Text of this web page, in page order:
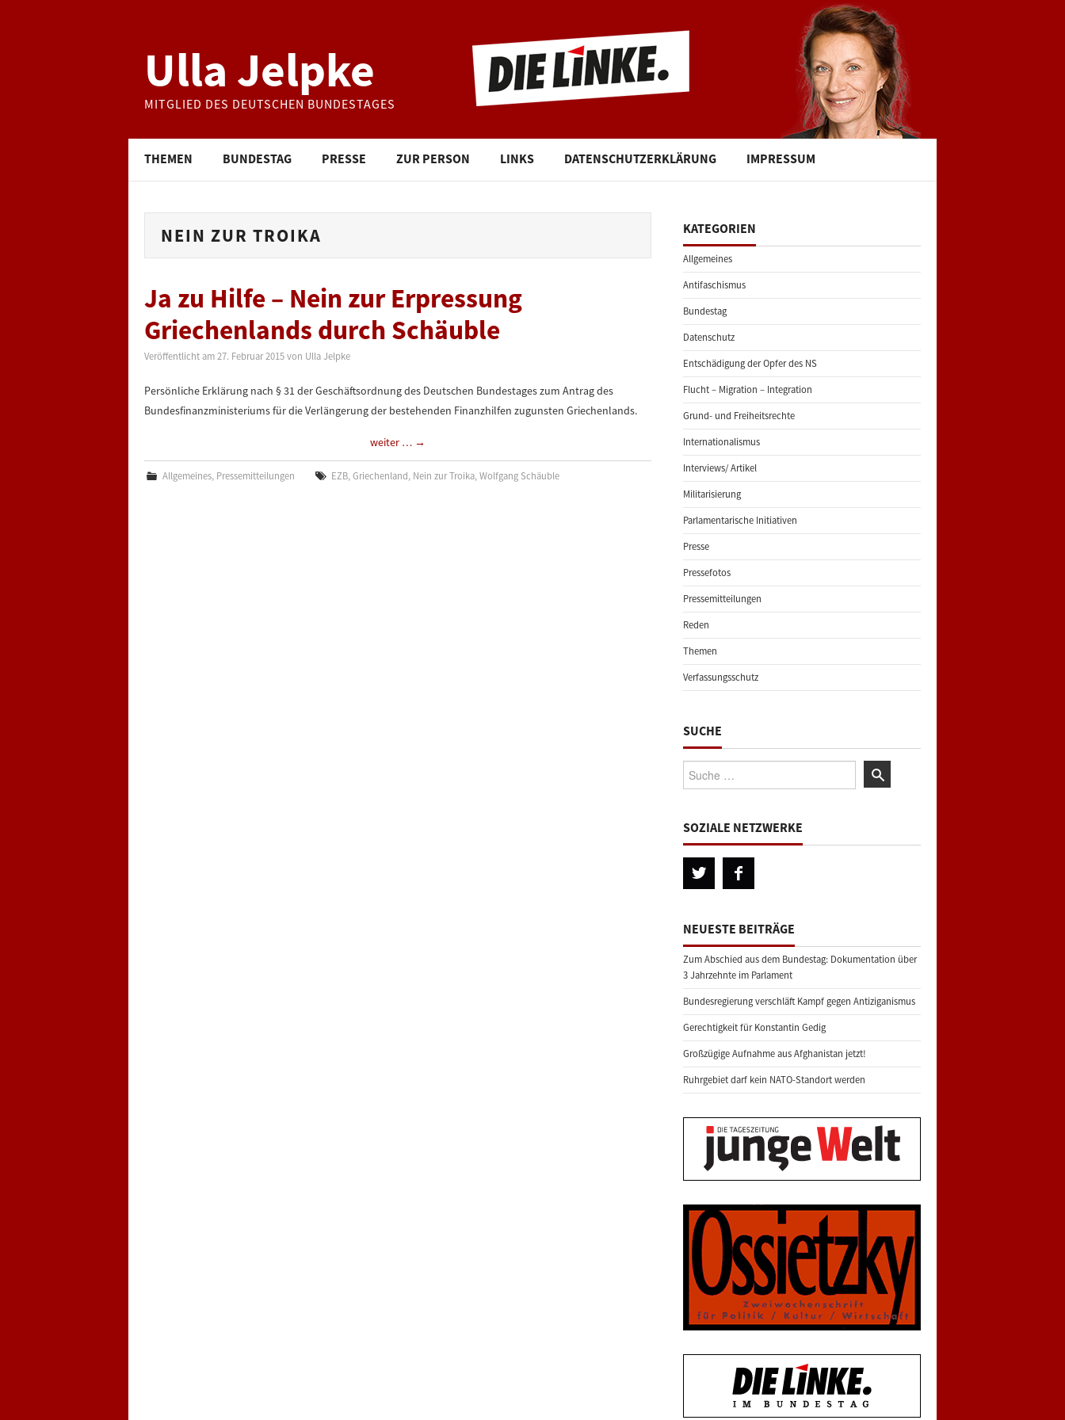
Ulla Jelpke
MITGLIED DES DEUTSCHEN BUNDESTAGES
THEMEN BUNDESTAG PRESSE ZUR PERSON LINKS DATENSCHUTZERKLÄRUNG IMPRESSUM
NEIN ZUR TROIKA
Ja zu Hilfe – Nein zur Erpressung
Griechenlands durch Schäuble
Veröffentlicht am 27. Februar 2015 von Ulla Jelpke
Persönliche Erklärung nach § 31 der Geschäftsordnung des Deutschen Bundestages zum Antrag des
Bundesfinanzministeriums für die Verlängerung der bestehenden Finanzhilfen zugunsten Griechenlands.
weiter … →
Allgemeines, Pressemitteilungen EZB,Griechenland, Nein zur Troika,Wolfgang Schäuble
KATEGORIEN
Allgemeines
Antifaschismus
Bundestag
Datenschutz
Entschädigung der Opfer des NS
Flucht – Migration – Integration
Grund- und Freiheitsrechte
Internationalismus
Interviews/ Artikel
Militarisierung
Parlamentarische Initiativen
Presse
Pressefotos
Pressemitteilungen
Reden
Themen
Verfassungsschutz
SUCHE
Suche:
SOZIALE NETZWERKE
NEUESTE BEITRÄGE
Zum Abschied aus dem Bundestag: Dokumentation über
3 Jahrzehnte im Parlament
Bundesregierung verschläft Kampf gegen Antiziganismus
Gerechtigkeit für Konstantin Gedig
Großzügige Aufnahme aus Afghanistan jetzt!
Ruhrgebiet darf kein NATO-Standort werden